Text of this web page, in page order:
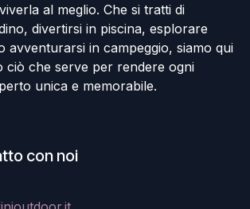
al meglio. Che si tratti di
divertirsi in piscina, esplorare
avventurarsi in campeggio, siamo qui
ciò che serve per rendere ogni
unica e memorabile.
con noi